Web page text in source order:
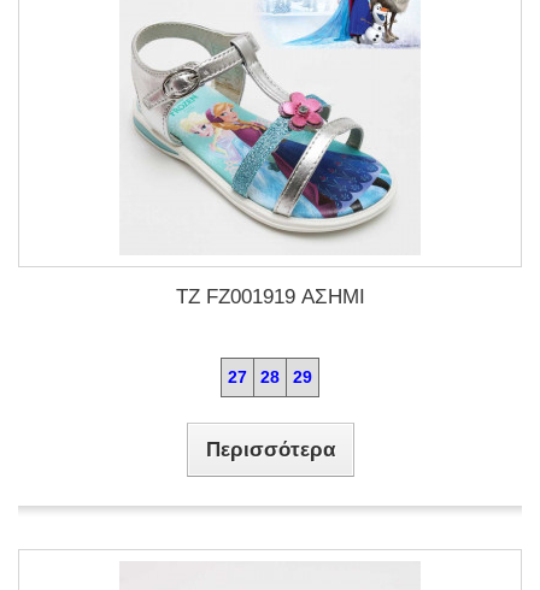
TZ FZ001919 ΑΣΗΜΙ
27 28 29
Περισσότερα